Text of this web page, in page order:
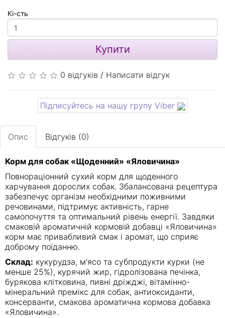
Кі-сть
Купити
0 відгуків / Написати відгук
Підписуйтесь на нашу групу Viber
Опис Відгуків (0)
Корм для собак «Щоденний» «Яловичина»
Повнораціонний сухий корм для щоденного
харчування дорослих собак. Збалансована рецептура
забезпечує організм необхідними поживними
речовинами, підтримує активність, гарне
самопочуття та оптимальний рівень енергії. Завдяки
смаковій ароматичній кормовій добавці «Яловичина»
корм має привабливий смак і аромат, що сприяє
доброму поїданню.
Склад: кукурудза, м'ясо та субпродукти курки (не
менше 25%), курячий жир, гідролізована печінка,
бурякова клітковина, пивні дріжджі, вітамінно-
мінеральний премікс для собак, антиоксиданти,
консерванти, смакова ароматична кормова добавка
«Яловичина».